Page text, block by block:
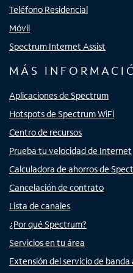
Teléfono Residencial
Móvil
Spectrum Internet Assist
MÁS
Aplicaciones de Spectrum
Hotspots de Spectrum WiFi
Centro de recursos
Prueba tu velocidad de Internet
Calculadora de ahorros de
Cancelación de contrato
Lista de canales
¿Por qué Spectrum?
Servicios en tu área
Extensión del servicio de